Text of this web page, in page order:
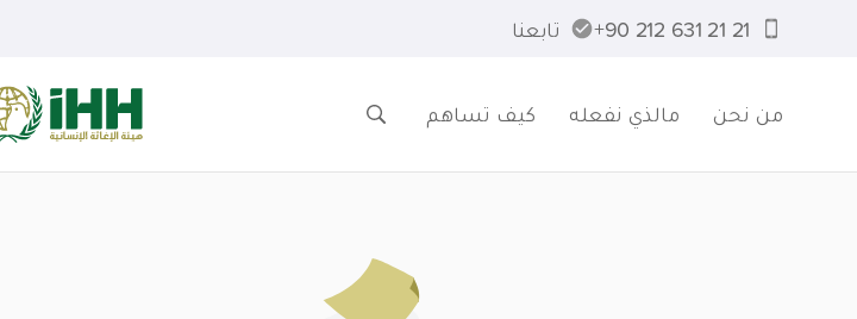
21 21 631 212 90+ تابعنا
من نحن مالذي نفعله كيف تساهم